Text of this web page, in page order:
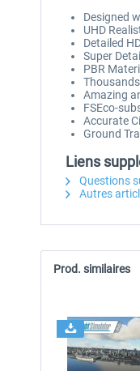
Designed
UHD
Detailed
Super
PBR
Amazing
FSEco-
Accurate
Ground
Liens
Questions
Autres
Prod. similaires